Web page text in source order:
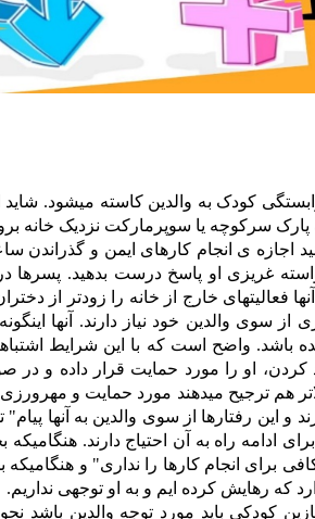
کودک به والدین کاسته میشود. شاید
پارک سرکوچه یا سوپرمارکت نزدیک خانه
اجازه ی انجام کارهای ایمن و گذراندن
خواسته غریزی او پاسخ درست بدهید.
فعالیتهای خارج از خانه را زودتر از
سوی والدین خود نیاز دارند. آنها
باشد. واضح است که با این شرایط
او را مورد حمایت قرار داده و در
هم ترجیح میدهند مورد حمایت و مهرورزی
و این رفتارها از سوی والدین به
ادامه راه به آن احتیاج دارند.
کافی برای انجام کارها را نداری" و
که رهایش کرده ایم و به او توجهی نداریم.
کودکی باید مورد توجه والدین باشد